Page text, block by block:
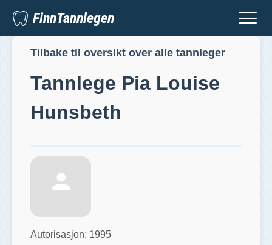
FinnTannlegen
Tilbake til oversikt over alle tannleger
Tannlege Pia Louise
Hunsbeth
Autorisasjon: 1995